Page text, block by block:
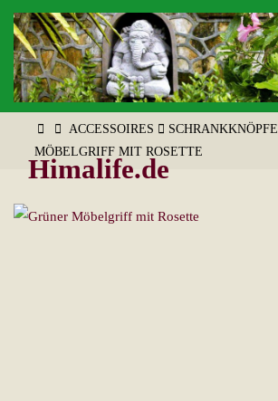
Zum
Inhalt
springen
Himalife.de
START
ACCESSOIRES SCHRANKKNÖPFE
MÖBELGRIFF MIT ROSETTE